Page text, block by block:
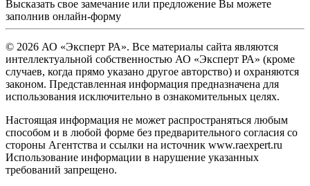
Высказать свое замечание или предложение Вы можете
заполнив онлайн-форму
© 2026 АО «Эксперт РА». Все материалы сайта являются
интеллектуальной собственностью АО «Эксперт РА» (кроме
случаев, когда прямо указано другое авторство) и охраняются
законом. Представленная информация предназначена для
использования исключительно в ознакомительных целях.
Настоящая информация не может распространяться любым
способом и в любой форме без предварительного согласия со
стороны Агентства и ссылки на источник www.raexpert.ru
Использование информации в нарушение указанных
требований запрещено.